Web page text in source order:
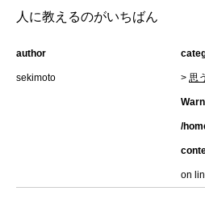
人に教えるのがいちばん
author
sekimoto > 思
/
on